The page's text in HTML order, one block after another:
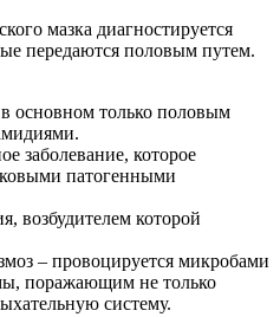
мазка диагностируется
передаются половым путем.
основном только половым
заболевание, которое
патогенными
возбудителем которой
– провоцируется микробами
поражающим не только
систему.